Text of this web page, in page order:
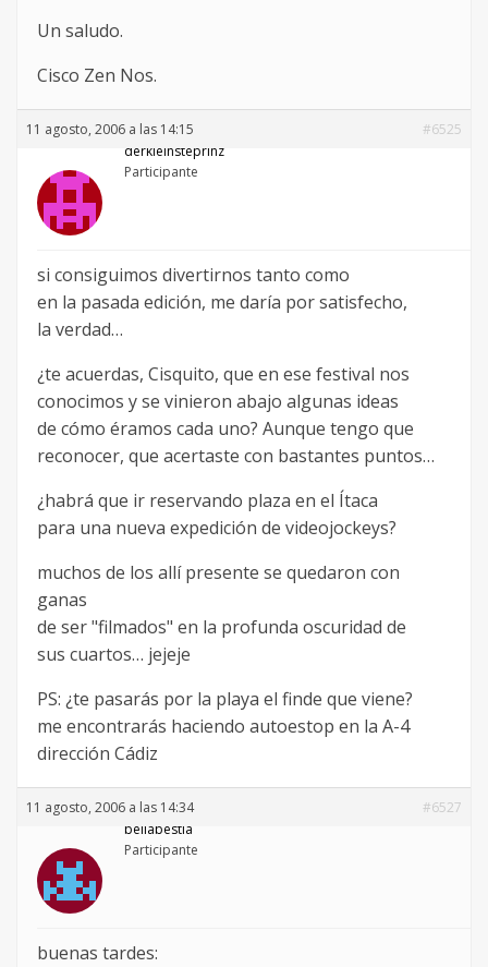
Un saludo.
Cisco Zen Nos.
11 agosto, 2006 a las 14:15
#6525
derkleinsteprinz
Participante
si consiguimos divertirnos tanto como
en la pasada edición, me daría por satisfecho,
la verdad…
¿te acuerdas, Cisquito, que en ese festival nos
conocimos y se vinieron abajo algunas ideas
de cómo éramos cada uno? Aunque tengo que
reconocer, que acertaste con bastantes puntos…
¿habrá que ir reservando plaza en el Ítaca
para una nueva expedición de videojockeys?
muchos de los allí presente se quedaron con
ganas
de ser "filmados" en la profunda oscuridad de
sus cuartos… jejeje
PS: ¿te pasarás por la playa el finde que viene?
me encontrarás haciendo autoestop en la A-4
dirección Cádiz
11 agosto, 2006 a las 14:34
#6527
bellabestia
Participante
buenas tardes: